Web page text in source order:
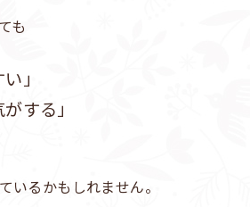
も
」
する」
いるかもしれません。